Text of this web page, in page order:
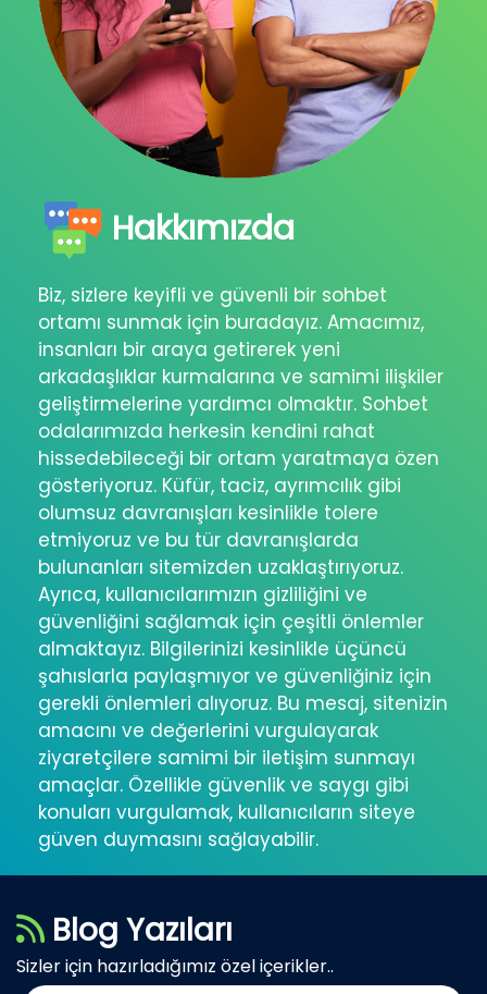
Hakkımızda
Biz, sizlere keyifli ve güvenli bir sohbet
ortamı sunmak için buradayız. Amacımız,
insanları bir araya getirerek yeni
arkadaşlıklar kurmalarına ve samimi ilişkiler
geliştirmelerine yardımcı olmaktır. Sohbet
odalarımızda herkesin kendini rahat
hissedebileceği bir ortam yaratmaya özen
gösteriyoruz. Küfür, taciz, ayrımcılık gibi
olumsuz davranışları kesinlikle tolere
etmiyoruz ve bu tür davranışlarda
bulunanları sitemizden uzaklaştırıyoruz.
Ayrıca, kullanıcılarımızın gizliliğini ve
güvenliğini sağlamak için çeşitli önlemler
almaktayız. Bilgilerinizi kesinlikle üçüncü
şahıslarla paylaşmıyor ve güvenliğiniz için
gerekli önlemleri alıyoruz. Bu mesaj, sitenizin
amacını ve değerlerini vurgulayarak
ziyaretçilere samimi bir iletişim sunmayı
amaçlar. Özellikle güvenlik ve saygı gibi
konuları vurgulamak, kullanıcıların siteye
güven duymasını sağlayabilir.
Blog Yazıları
Sizler için hazırladığımız özel içerikler..